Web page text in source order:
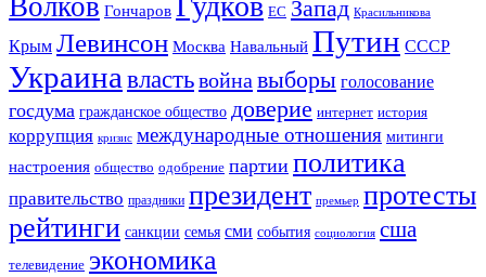
Гончаров ЕС Запад Красильникова
Крым Левинсон Москва Навальный Путин СССР
Украина властьвойна выборы голосование
госдума гражданское общество доверие интернет история
коррупция кризис международные отношения митинги
настроения общество одобрение партии политика
правительство праздники президент премьер протесты
рейтинги санкции семья сми события социология сша
телевидение экономика